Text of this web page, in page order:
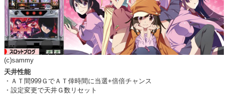
(c)sammy
天井性能
・ＡＴ間999ＧでＡＴ倖時間に当選+倍倍チャンス
・設定変更で天井Ｇ数リセット